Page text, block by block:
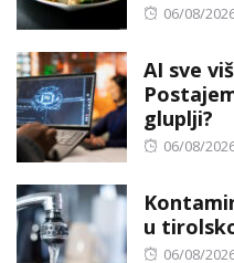
Posted
06/08/
AI sve
gluplji?
Posted
06/08/
u
Posted
06/08/